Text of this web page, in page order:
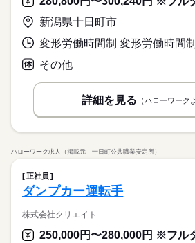
新潟県十日町市
その他
詳細を見る （ハローワーク
ハローワーク求人（掲載元：十日町公共職業安定所）
正社員
ダンプカー運転手
株式会社クリエイト